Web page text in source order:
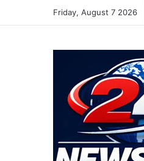
Friday, August 7 2026